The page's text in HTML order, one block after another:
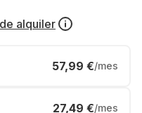
alquiler
57,99 €/mes
27,49 €/mes